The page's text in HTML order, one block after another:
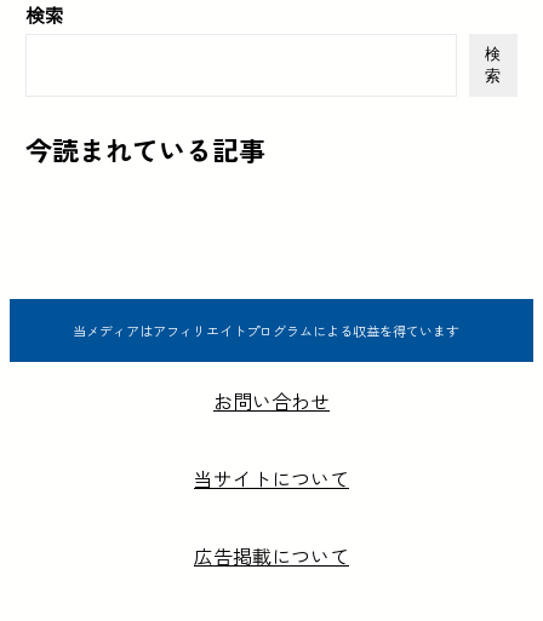
検索
検
索
今読まれている記事
当メディアはアフィリエイトプログラムによる収益を得ています
お問い合わせ
当サイトについて
広告掲載について